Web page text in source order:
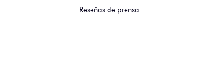
Reseñas de prensa